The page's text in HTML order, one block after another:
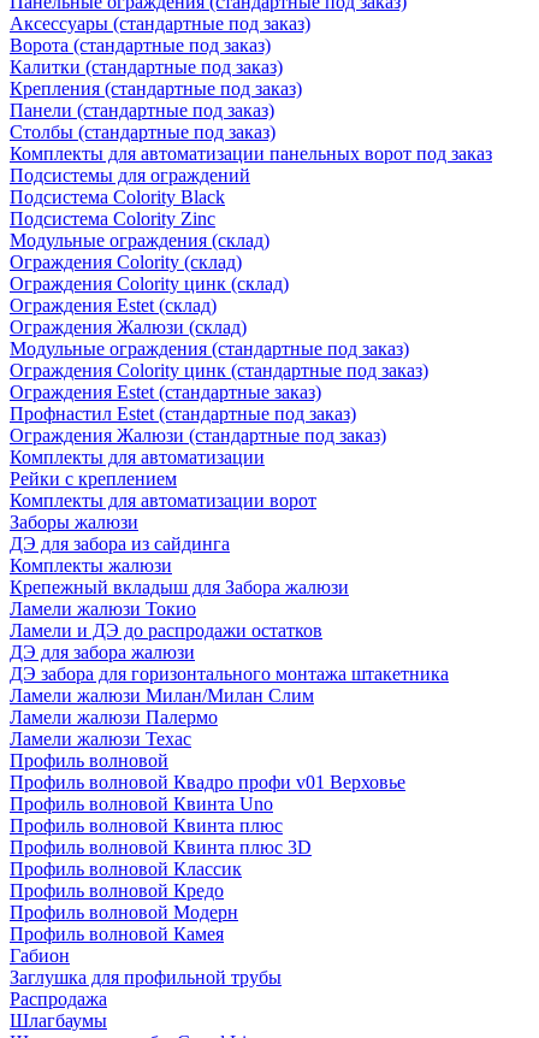
Аксессуары (стандартные под заказ)
Ворота (стандартные под заказ)
Калитки (стандартные под заказ)
Крепления (стандартные под заказ)
Панели (стандартные под заказ)
Столбы (стандартные под заказ)
Комплекты для автоматизации панельных ворот под заказ
Подсистемы для ограждений
Подсистема Colority Black
Подсистема Colority Zinc
Модульные ограждения (склад)
Ограждения Colority (склад)
Ограждения Colority цинк (склад)
Ограждения Estet (склад)
Ограждения Жалюзи (склад)
Модульные ограждения (стандартные под заказ)
Ограждения Colority цинк (стандартные под заказ)
Ограждения Estet (стандартные заказ)
Профнастил Estet (стандартные под заказ)
Ограждения Жалюзи (стандартные под заказ)
Комплекты для автоматизации
Рейки с креплением
Комплекты для автоматизации ворот
Заборы жалюзи
ДЭ для забора из сайдинга
Комплекты жалюзи
Крепежный вкладыш для Забора жалюзи
Ламели жалюзи Токио
Ламели и ДЭ до распродажи остатков
ДЭ для забора жалюзи
ДЭ забора для горизонтального монтажа штакетника
Ламели жалюзи Милан/Милан Слим
Ламели жалюзи Палермо
Ламели жалюзи Техас
Профиль волновой
Профиль волновой Квадро профи v01 Верховье
Профиль волновой Квинта Uno
Профиль волновой Квинта плюс
Профиль волновой Квинта плюс 3D
Профиль волновой Классик
Профиль волновой Кредо
Профиль волновой Модерн
Профиль волновой Камея
Габион
Заглушка для профильной трубы
Распродажа
Шлагбаумы